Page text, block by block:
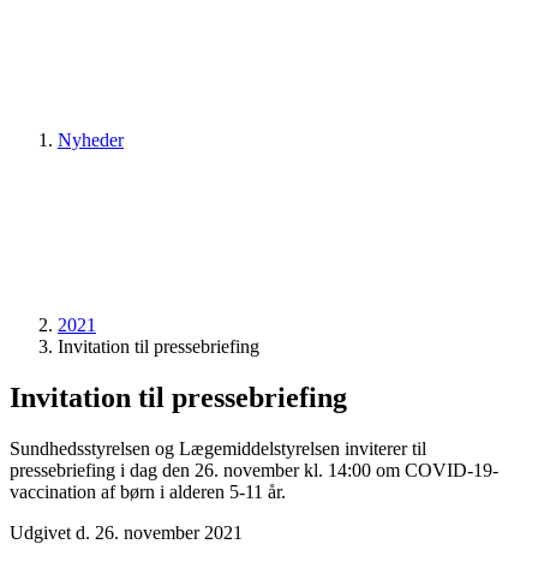
Nyheder
2021
Invitation til pressebriefing
Invitation til pressebriefing
Sundhedsstyrelsen og Lægemiddelstyrelsen inviterer til
pressebriefing i dag den 26. november kl. 14:00 om COVID-19-
vaccination af børn i alderen 5-11 år.
Udgivet d. 26. november 2021